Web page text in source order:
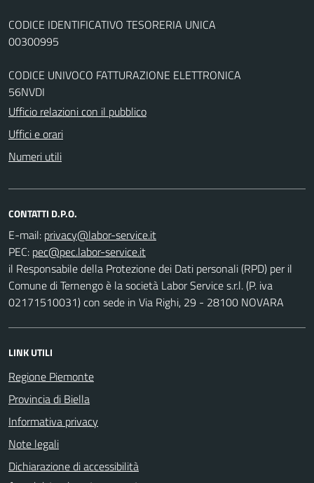
CODICE IDENTIFICATIVO TESORERIA UNICA
00300995
CODICE UNIVOCO FATTURAZIONE ELETTRONICA
56NVDI
Ufficio relazioni con il pubblico
Uffici e orari
Numeri utili
CONTATTI D.P.O.
E-mail:
PEC:
il Responsabile della Protezione dei Dati personali (RPD) per il
Comune di Ternengo è la società Labor Service s.r.l. (P. iva
02171510031) con sede in Via Righi, 29 - 28100 NOVARA
LINK UTILI
Regione Piemonte
Provincia di Biella
Informativa privacy
Note legali
Dichiarazione di accessibilità